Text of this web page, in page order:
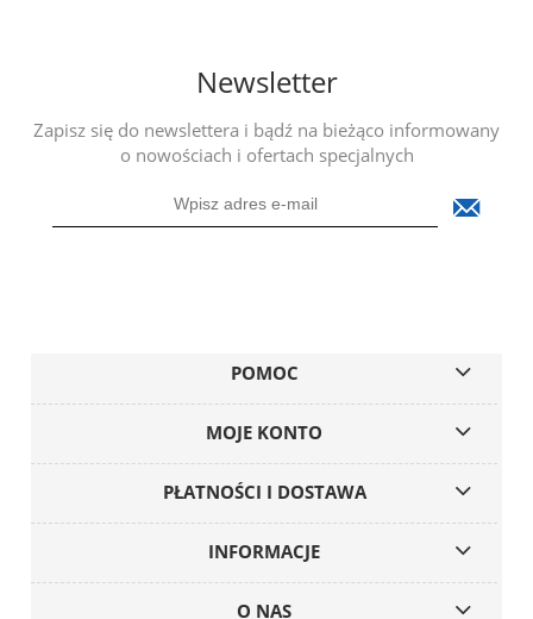
Newsletter
Zapisz się do newslettera i bądź na bieżąco informowany
o nowościach i ofertach specjalnych
POMOC
MOJE KONTO
PŁATNOŚCI I DOSTAWA
INFORMACJE
O NAS